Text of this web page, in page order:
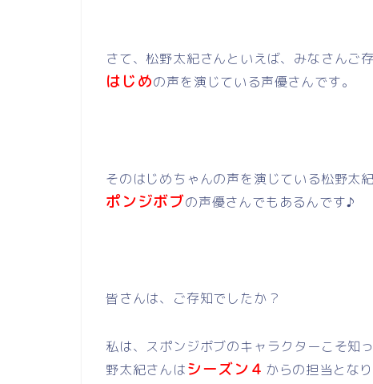
さて、松野太紀さんといえば、みなさんご
はじめの声を演じている声優さんです。
そのはじめちゃんの声を演じている松野太
ポンジボブの声優さんでもあるんです♪
皆さんは、ご存知でしたか？
私は、スポンジボブのキャラクターこそ知
野太紀さんはシーズン４ からの担当とな